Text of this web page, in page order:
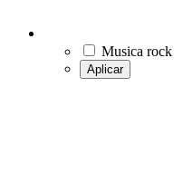
Musica rock
Aplicar